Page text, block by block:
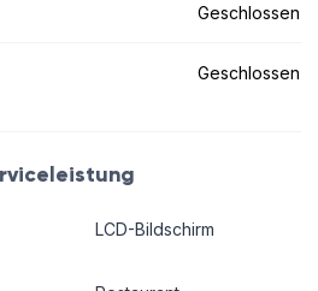
Geschlossen
Geschlossen
LCD-Bildschirm